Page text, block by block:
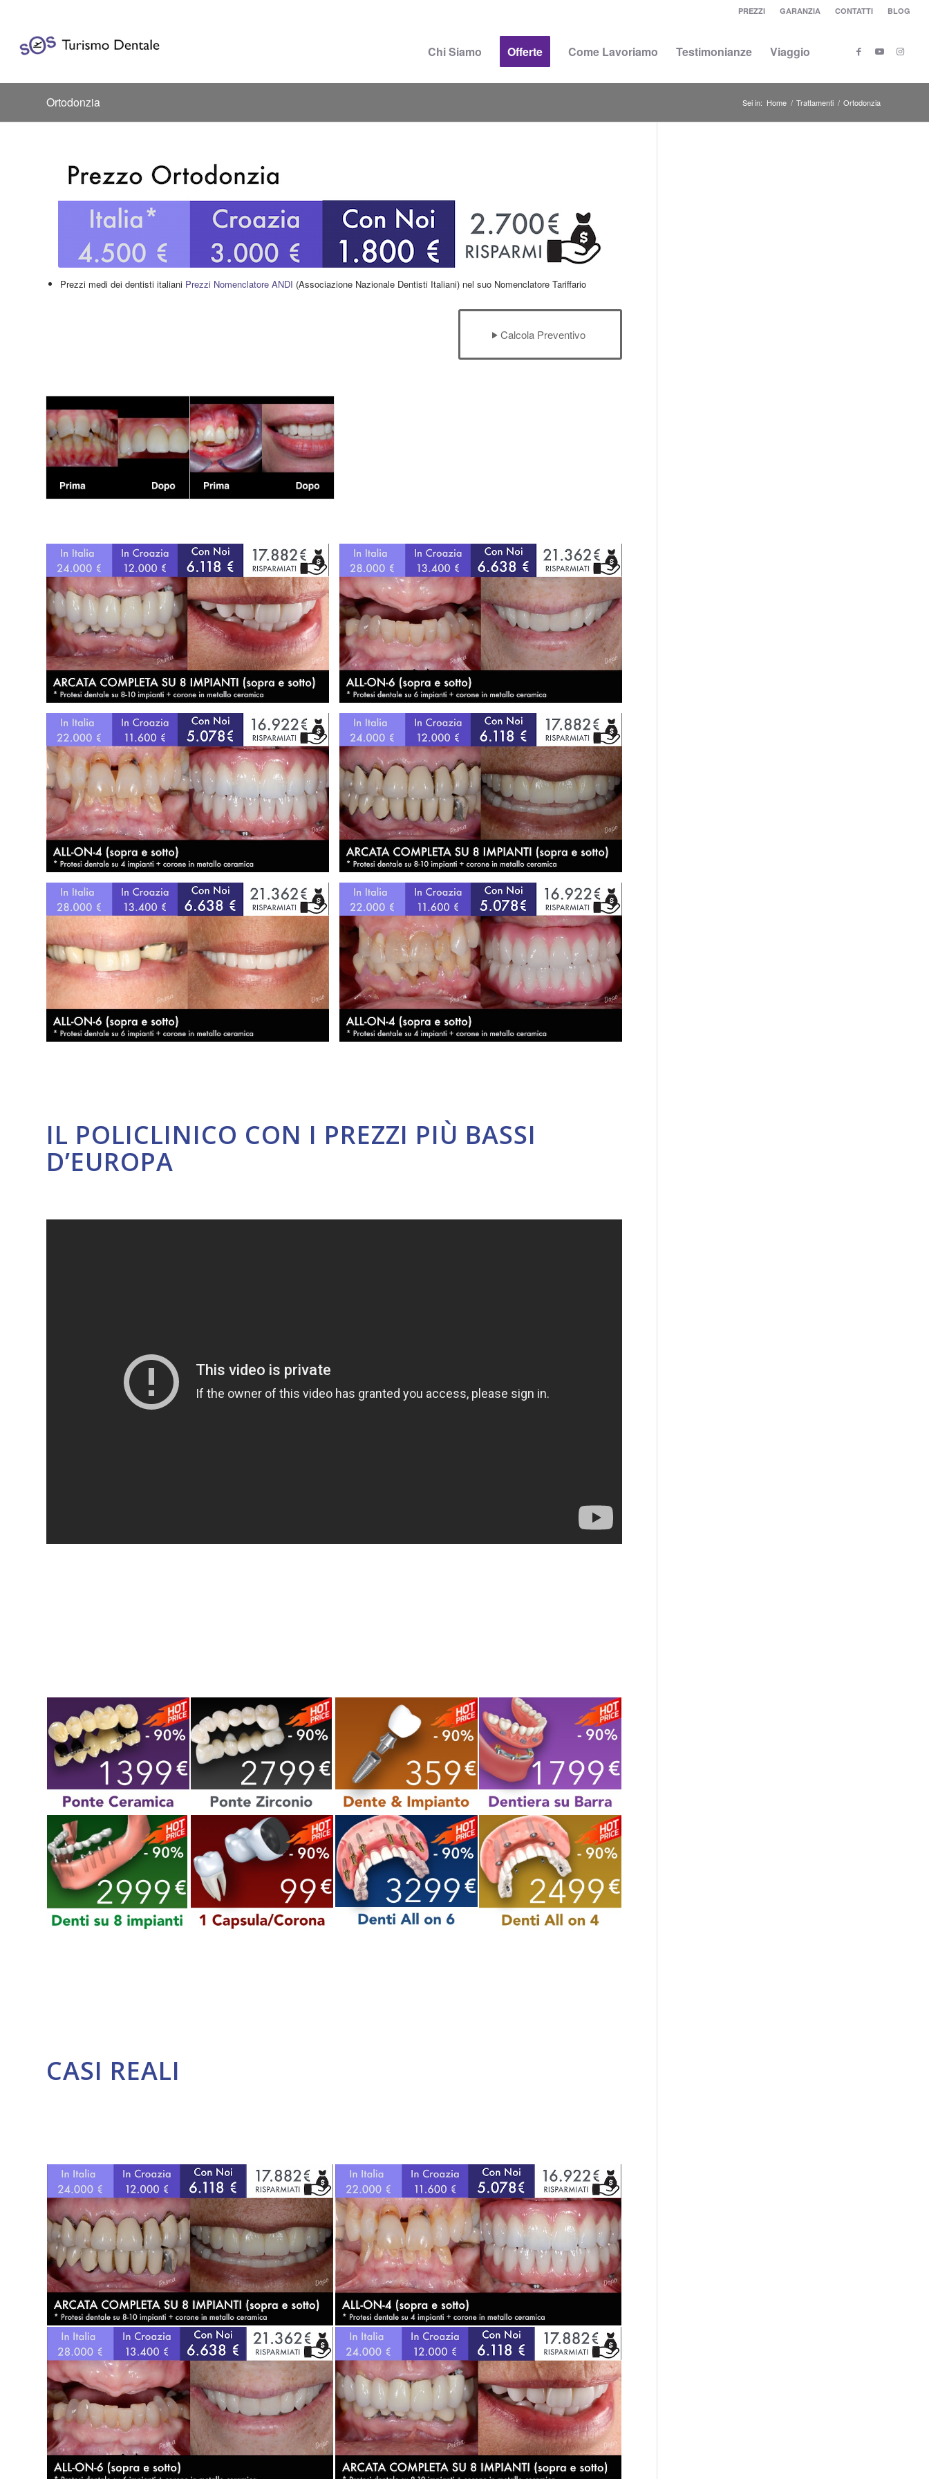
PREZZI GARANZIA CONTATTI BLOG
Chi Siamo Offerte Come Lavoriamo Testimonianze Viaggio
Ortodonzia Sei in: Home / Trattamenti / Ortodonzia
Prezzi medi dei dentisti italiani Prezzi Nomenclatore ANDI (Associazione Nazionale Dentisti Italiani) nel suo Nomenclatore Tariffario
Calcola Preventivo
IL POLICLINICO CON I PREZZI PIÙ BASSI
D’EUROPA
CASI REALI